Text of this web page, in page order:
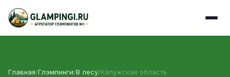
Главная/Глэмпинги/В лесу/Калужская область